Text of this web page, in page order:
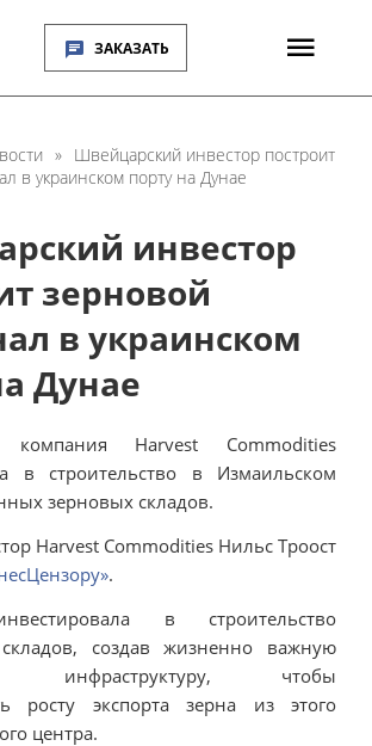
ЗАКАЗАТЬ
» Швейцарский инвестор построит
в украинском порту на Дунае
инвестор
зерновой
в украинском
Дунае
компания Harvest Commodities
в строительство в Измаильском
зерновых складов.
Harvest Commodities Нильс Троост
.
в строительство
создав жизненно важную
инфраструктуру, чтобы
росту экспорта зерна из этого
центра.